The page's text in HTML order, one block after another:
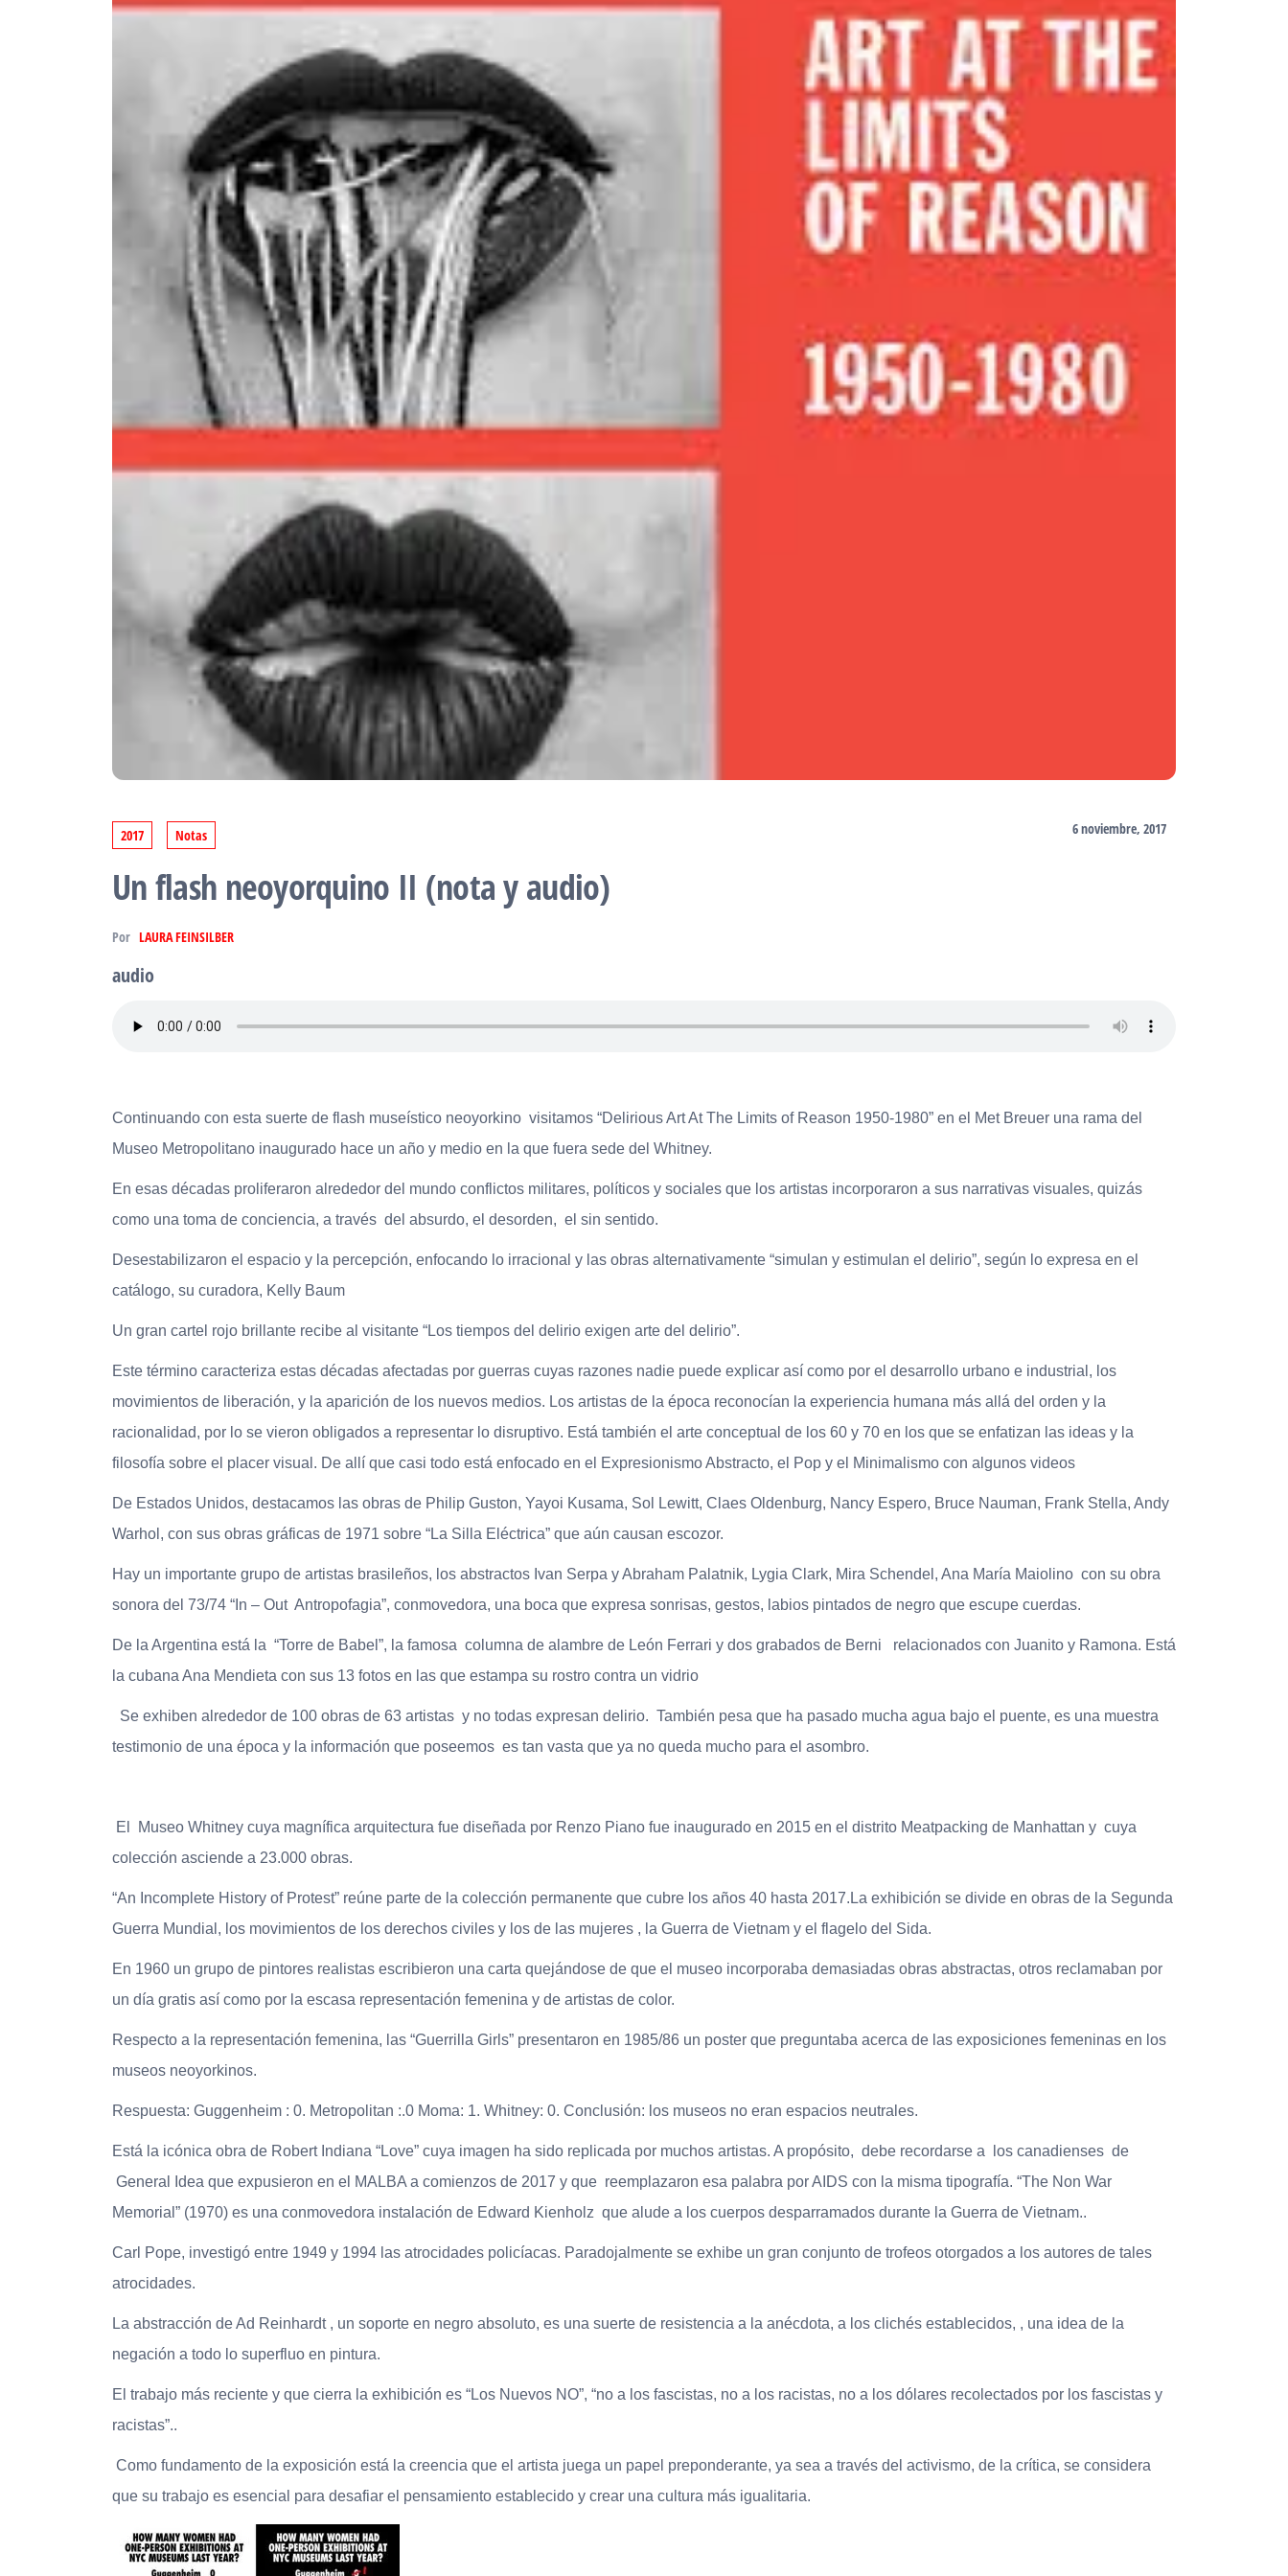
2017 Notas 6 noviembre, 2017
Un flash neoyorquino II (nota y audio)
Por LAURA FEINSILBER
audio
Continuando con esta suerte de flash museístico neoyorkino visitamos “Delirious Art At The Limits of Reason 1950-1980” en el Met Breuer una rama del
Museo Metropolitano inaugurado hace un año y medio en la que fuera sede del Whitney.
En esas décadas proliferaron alrededor del mundo conflictos militares, políticos y sociales que los artistas incorporaron a sus narrativas visuales, quizás
como una toma de conciencia, a través del absurdo, el desorden, el sin sentido.
Desestabilizaron el espacio y la percepción, enfocando lo irracional y las obras alternativamente “simulan y estimulan el delirio”, según lo expresa en el
catálogo, su curadora, Kelly Baum
Un gran cartel rojo brillante recibe al visitante “Los tiempos del delirio exigen arte del delirio”.
Este término caracteriza estas décadas afectadas por guerras cuyas razones nadie puede explicar así como por el desarrollo urbano e industrial, los
movimientos de liberación, y la aparición de los nuevos medios. Los artistas de la época reconocían la experiencia humana más allá del orden y la
racionalidad, por lo se vieron obligados a representar lo disruptivo. Está también el arte conceptual de los 60 y 70 en los que se enfatizan las ideas y la
filosofía sobre el placer visual. De allí que casi todo está enfocado en el Expresionismo Abstracto, el Pop y el Minimalismo con algunos videos
De Estados Unidos, destacamos las obras de Philip Guston, Yayoi Kusama, Sol Lewitt, Claes Oldenburg, Nancy Espero, Bruce Nauman, Frank Stella, Andy
Warhol, con sus obras gráficas de 1971 sobre “La Silla Eléctrica” que aún causan escozor.
Hay un importante grupo de artistas brasileños, los abstractos Ivan Serpa y Abraham Palatnik, Lygia Clark, Mira Schendel, Ana María Maiolino con su obra
sonora del 73/74 “In – Out Antropofagia”, conmovedora, una boca que expresa sonrisas, gestos, labios pintados de negro que escupe cuerdas.
De la Argentina está la “Torre de Babel”, la famosa columna de alambre de León Ferrari y dos grabados de Berni relacionados con Juanito y Ramona. Está
la cubana Ana Mendieta con sus 13 fotos en las que estampa su rostro contra un vidrio
Se exhiben alrededor de 100 obras de 63 artistas y no todas expresan delirio. También pesa que ha pasado mucha agua bajo el puente, es una muestra
testimonio de una época y la información que poseemos es tan vasta que ya no queda mucho para el asombro.
El Museo Whitney cuya magnífica arquitectura fue diseñada por Renzo Piano fue inaugurado en 2015 en el distrito Meatpacking de Manhattan y cuya
colección asciende a 23.000 obras.
“An Incomplete History of Protest” reúne parte de la colección permanente que cubre los años 40 hasta 2017.La exhibición se divide en obras de la Segunda
Guerra Mundial, los movimientos de los derechos civiles y los de las mujeres , la Guerra de Vietnam y el flagelo del Sida.
En 1960 un grupo de pintores realistas escribieron una carta quejándose de que el museo incorporaba demasiadas obras abstractas, otros reclamaban por
un día gratis así como por la escasa representación femenina y de artistas de color.
Respecto a la representación femenina, las “Guerrilla Girls” presentaron en 1985/86 un poster que preguntaba acerca de las exposiciones femeninas en los
museos neoyorkinos.
Respuesta: Guggenheim : 0. Metropolitan :.0 Moma: 1. Whitney: 0. Conclusión: los museos no eran espacios neutrales.
Está la icónica obra de Robert Indiana “Love” cuya imagen ha sido replicada por muchos artistas. A propósito, debe recordarse a los canadienses de
General Idea que expusieron en el MALBA a comienzos de 2017 y que reemplazaron esa palabra por AIDS con la misma tipografía. “The Non War
Memorial” (1970) es una conmovedora instalación de Edward Kienholz que alude a los cuerpos desparramados durante la Guerra de Vietnam..
Carl Pope, investigó entre 1949 y 1994 las atrocidades policíacas. Paradojalmente se exhibe un gran conjunto de trofeos otorgados a los autores de tales
atrocidades.
La abstracción de Ad Reinhardt , un soporte en negro absoluto, es una suerte de resistencia a la anécdota, a los clichés establecidos, , una idea de la
negación a todo lo superfluo en pintura.
El trabajo más reciente y que cierra la exhibición es “Los Nuevos NO”, “no a los fascistas, no a los racistas, no a los dólares recolectados por los fascistas y
racistas”..
Como fundamento de la exposición está la creencia que el artista juega un papel preponderante, ya sea a través del activismo, de la crítica, se considera
que su trabajo es esencial para desafiar el pensamiento establecido y crear una cultura más igualitaria.